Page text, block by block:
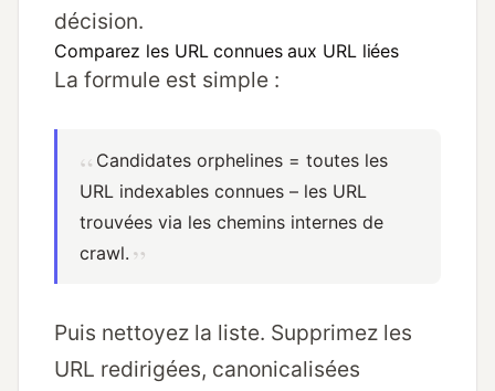
décision.
Comparez les URL connues aux URL liées
La formule est simple :
Candidates orphelines = toutes les
URL indexables connues – les URL
trouvées via les chemins internes de
crawl.
Puis nettoyez la liste. Supprimez les
URL redirigées, canonicalisées